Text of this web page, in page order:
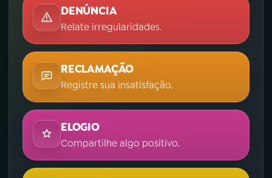
DENÚNCIA
Relate irregularidades.
RECLAMAÇÃO
Registre sua insatisfação.
ELOGIO
Compartilhe algo positivo.